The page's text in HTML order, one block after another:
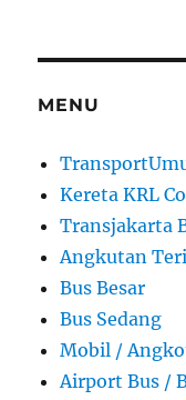
MENU
Kereta KRL
Transjakarta
Angkutan
Bus Besar
Bus Sedang
Mobil /
Airport Bus /